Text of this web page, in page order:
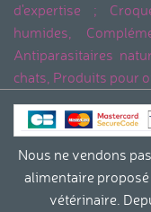
d'expertise ;
humides,
Antiparasitaires
chats, Produits pour
Nous ne vendons
alimentaire
vétérinaire.